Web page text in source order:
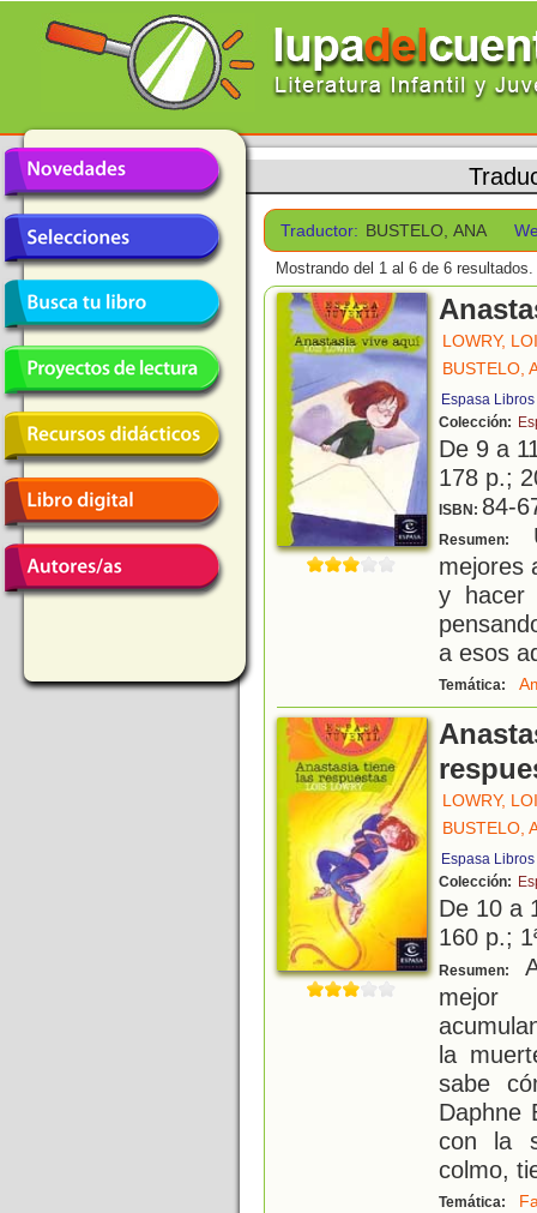
Traductor: BUSTELO, ANA
Mostrando del 1 al 6 de 6 resultados.
LOWRY,
BUSTELO,
Espasa Libros
Colección:
De 9 a
178 p.;
ISBN: 84-
Resumen:
mejores
y hacer
a esos
Temática:
LOWRY,
BUSTELO,
Espasa Libros
Colección:
De 10 a
160 p.;
Resumen:
mejor
la
sabe
Daphne
con la
colmo,
Temática: